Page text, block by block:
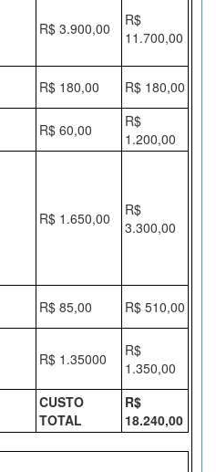
R$ 3.900,00
R$
11.700,00
R$ 180,00 R$ 180,00
R$ 60,00
R$
1.200,00
R$ 1.650,00
R$
3.300,00
R$ 85,00
R$ 510,00
R$ 1.35000
R$
1.350,00
CUSTO
TOTAL
R$
18.240,00